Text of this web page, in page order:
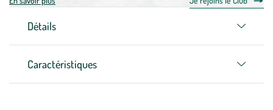
Détails
Caractéristiques